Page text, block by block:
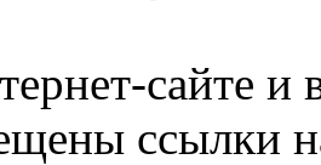
сайте
ссылки